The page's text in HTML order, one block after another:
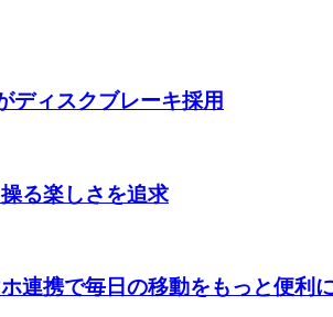
ディスクブレーキ採用
る楽しさを追求
連携で毎日の移動をもっと便利